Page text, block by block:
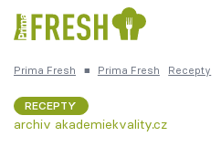
Česká kuchyně Čokoláda
Prima Fresh ■ Prima Fresh Recepty
RECEPTY
archiv akademiekvality.cz